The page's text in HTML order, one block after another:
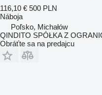
116,10 € 500 PLN
Náboja
Poľsko, Michałów
QINDITO SPÓŁKA Z
Obráťte sa na predajcu